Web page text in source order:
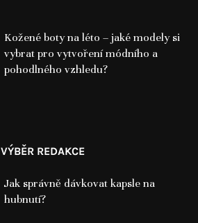
Kožené boty na léto – jaké modely si
vybrat pro vytvoření módního a
pohodlného vzhledu?
VÝBĚR REDAKCE
Jak správně dávkovat kapsle na
hubnutí?